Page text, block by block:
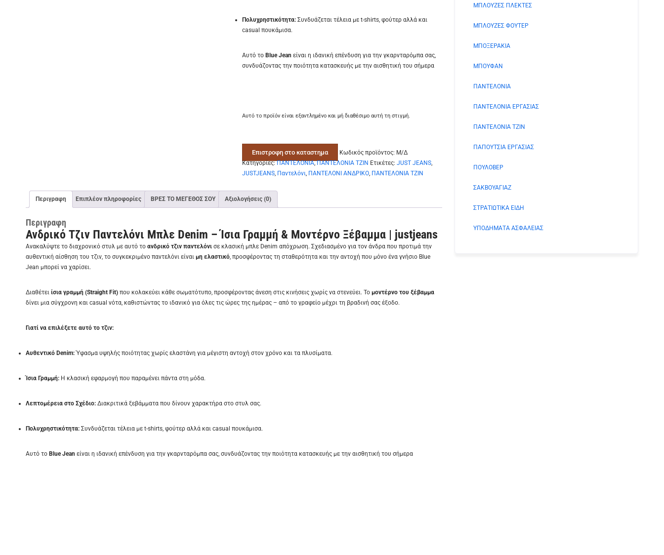
Πολυχρηστικότητα: Συνδυάζεται τέλεια με t-shirts, φούτερ αλλά και
casual πουκάμισα.
Αυτό το Blue Jean είναι η ιδανική επένδυση για την γκαρνταρόμπα σας,
συνδυάζοντας την ποιότητα κατασκευής με την αισθητική του σήμερα
Αυτό το προϊόν είναι εξαντλημένο και μή διαθέσιμο αυτή τη στιγμή.
Επιστροφη στο καταστημα Κωδικός προϊόντος: Μ/Δ
Κατηγορίες:ΠΑΝΤΕΛΟΝΙΑ,ΠΑΝΤΕΛΟΝΙΑ ΤΖΙΝ Ετικέτες:JUST JEANS,
JUSTJEANS, Παντελόνι, ΠΑΝΤΕΛΟΝΙ ΑΝΔΡΙΚΟ, ΠΑΝΤΕΛΟΝΙΑ ΤΖΙΝ
Περιγραφη Επιπλέον πληροφορίες ΒΡΕΣ ΤΟ ΜΕΓΕΘΟΣ ΣΟΥ Αξιολογήσεις (0)
Περιγραφη
Ανδρικό Τζιν Παντελόνι Μπλε Denim – Ίσια Γραμμή & Μοντέρνο Ξέβαμμα | justjeans
Ανακαλύψτε το διαχρονικό στυλ με αυτό το ανδρικό τζιν παντελόνι σε κλασική μπλε Denim απόχρωση. Σχεδιασμένο για τον άνδρα που προτιμά την
αυθεντική αίσθηση του τζιν, το συγκεκριμένο παντελόνι είναι μη ελαστικό, προσφέροντας τη σταθερότητα και την αντοχή που μόνο ένα γνήσιο Blue
Jean μπορεί να χαρίσει.
Διαθέτει ίσια γραμμή (Straight Fit) που κολακεύει κάθε σωματότυπο, προσφέροντας άνεση στις κινήσεις χωρίς να στενεύει. Το μοντέρνο του ξέβαμμα
δίνει μια σύγχρονη και casual νότα, καθιστώντας το ιδανικό για όλες τις ώρες της ημέρας – από το γραφείο μέχρι τη βραδινή σας έξοδο.
Γιατί να επιλέξετε αυτό το τζιν:
Αυθεντικό Denim:Ύφασμα υψηλής ποιότητας χωρίς ελαστάνη για μέγιστη αντοχή στον χρόνο και τα πλυσίματα.
Ίσια Γραμμή: Η κλασική εφαρμογή που παραμένει πάντα στη μόδα.
Λεπτομέρεια στο Σχέδιο: Διακριτικά ξεβάμματα που δίνουν χαρακτήρα στο στυλ σας.
Πολυχρηστικότητα: Συνδυάζεται τέλεια με t-shirts, φούτερ αλλά και casual πουκάμισα.
Αυτό το Blue Jean είναι η ιδανική επένδυση για την γκαρνταρόμπα σας, συνδυάζοντας την ποιότητα κατασκευής με την αισθητική του σήμερα
ΜΠΛΟΥΖΕΣ ΠΛΕΚΤΕΣ
ΜΠΛΟΥΖΕΣ ΦΟΥΤΕΡ
ΜΠΟΞΕΡΑΚΙΑ
ΜΠΟΥΦΑΝ
ΠΑΝΤΕΛΟΝΙΑ
ΠΑΝΤΕΛΟΝΙΑ ΕΡΓΑΣΙΑΣ
ΠΑΝΤΕΛΟΝΙΑ ΤΖΙΝ
ΠΑΠΟΥΤΣΙΑ ΕΡΓΑΣΙΑΣ
ΠΟΥΛΟΒΕΡ
ΣΑΚΒΟΥΑΓΙΑΖ
ΣΤΡΑΤΙΩΤΙΚΑ ΕΙΔΗ
ΥΠΟΔΗΜΑΤΑ ΑΣΦΑΛΕΙΑΣ